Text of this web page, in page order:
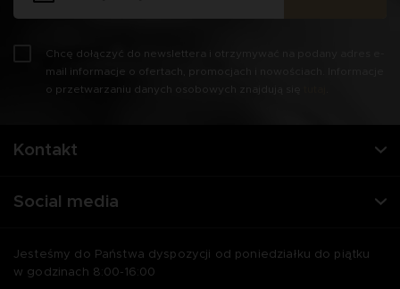
Kontakt
Social media
Jesteśmy do Państwa dyspozycji od poniedziałku do piątku
w godzinach 8:00-16:00
Chcę dołączyć do newslettera i otrzymywać na podany adres e-
mail informacje o ofertach, promocjach i nowościach. Informacje
o przetwarzaniu danych osobowych znajdują się